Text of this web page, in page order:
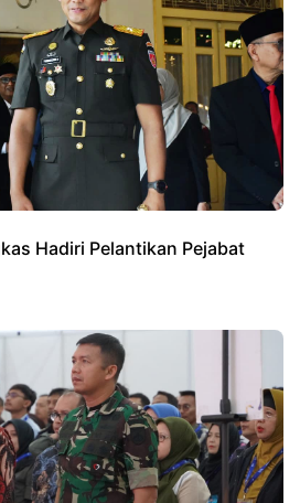
Hadiri Pelantikan Pejabat